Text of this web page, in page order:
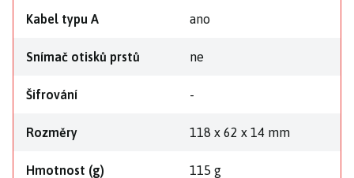
Kabel typu A ano
Snímač otisků prstů ne
Šifrování -
Rozměry 118 x 62 x 14 mm
Hmotnost (g) 115 g